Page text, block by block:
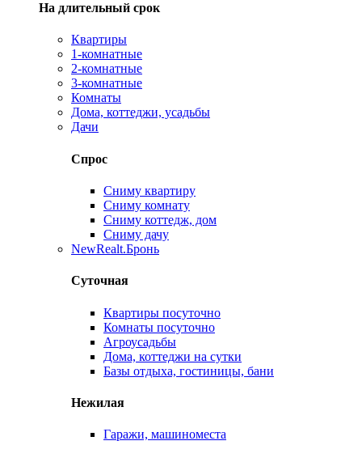
На длительный срок
Квартиры
1-комнатные
2-комнатные
3-комнатные
Комнаты
Дома, коттеджи, усадьбы
Дачи
Спрос
Сниму квартиру
Сниму комнату
Сниму коттедж, дом
Сниму дачу
NewRealt.Бронь
Суточная
Квартиры посуточно
Комнаты посуточно
Агроусадьбы
Дома, коттеджи на сутки
Базы отдыха, гостиницы, бани
Нежилая
Гаражи, машиноместа